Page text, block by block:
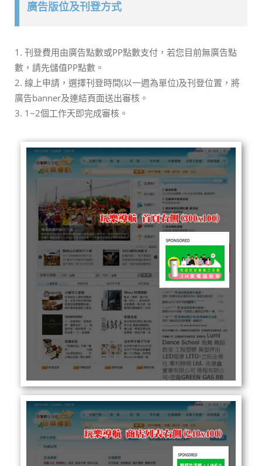
廣告版位及刊登方式
1. 刊登費用由廣告點數或PP點數支付，若您目前無廣告點
數，請先儲值PP點數。
2. 線上申請，選擇刊登時間(以一週為單位)及刊登位置，將
廣告banner及連結頁面送出審核。
3. 1~2個工作天即完成審核。